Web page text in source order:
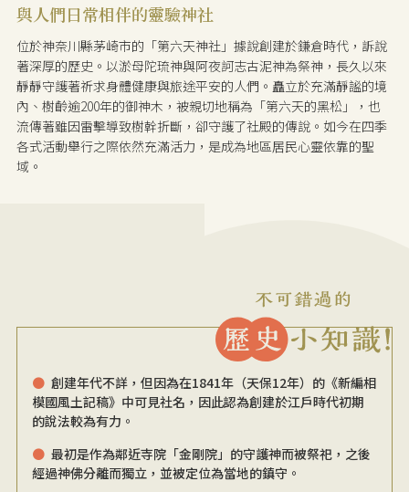
與人們日常相伴的靈驗神社
位於神奈川縣茅崎市的「第六天神社」據說創建於鎌倉時代，訴說
著深厚的歷史。以淤母陀琉神與阿夜訶志古泥神為祭神，長久以來
靜靜守護著祈求身體健康與旅途平安的人們。矗立於充滿靜謐的境
內、樹齡逾200年的御神木，被親切地稱為「第六天的黑松」，也
流傳著雖因雷擊導致樹幹折斷，卻守護了社殿的傳說。如今在四季
各式活動舉行之際依然充滿活力，是成為地區居民心靈依靠的聖
域。
創建年代不詳，但因為在1841年（天保12年）的《新編相
模國風土記稿》中可見社名，因此認為創建於江戶時代初期
的說法較為有力。
最初是作為鄰近寺院「金剛院」的守護神而被祭祀，之後
經過神佛分離而獨立，並被定位為當地的鎮守。